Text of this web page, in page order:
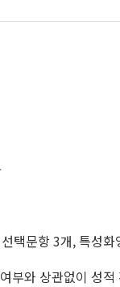
택문항 3개, 특성
부와 상관없이 성적